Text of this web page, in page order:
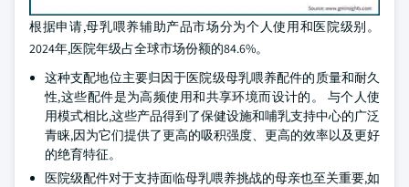
根据申请,母乳喂养辅助产品市场分为个人使用和医院级别。
2024年,医院年级占全球市场份额的84.6%。
这种支配地位主要归因于医院级母乳喂养配件的质量和耐久
性,这些配件是为高频使用和共享环境而设计的。 与个人使
用模式相比,这些产品得到了保健设施和哺乳支持中心的广泛
青睐,因为它们提供了更高的吸积强度、更高的效率以及更好
的绝育特征。
医院级配件对于支持面临母乳喂养挑战的母亲也至关重要,如